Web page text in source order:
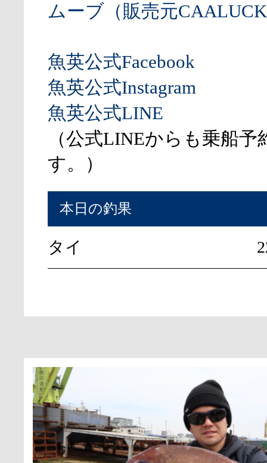
ムーブ（販売元
魚英公式Facebook
魚英公式Instagram
魚英公式LINE
（公式LINEからも乗船予
す。）
本日の釣果
タイ